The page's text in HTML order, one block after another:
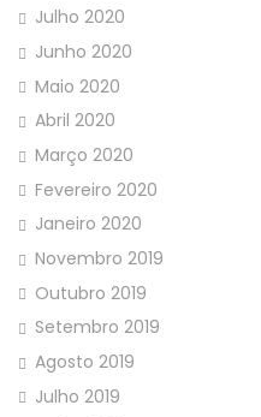
Julho 2020
Junho 2020
Maio 2020
Abril 2020
Março 2020
Fevereiro 2020
Janeiro 2020
Novembro 2019
Outubro 2019
Setembro 2019
Agosto 2019
Julho 2019